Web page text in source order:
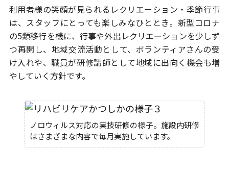
利用者様の笑顔が見られるレクリエーション・季節行事
は、スタッフにとっても楽しみなひととき。新型コロナ
の5類移行を機に、行事や外出レクリエーションを少しず
つ再開し、地域交流活動として、ボランティアさんの受
け入れや、職員が研修講師として地域に出向く機会も増
やしていく方針です。
ノロウィルス対応の実技研修の様子。施設内研修
はさまざまな内容で毎月実施しています。